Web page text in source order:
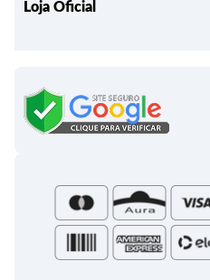
Liturgia Igreja em Oração
Roteiros Homiléticos
Folhetos e Partituras
Loja Oficial
Bíblias - Tradução Oficial
Campanha da Fraternidade